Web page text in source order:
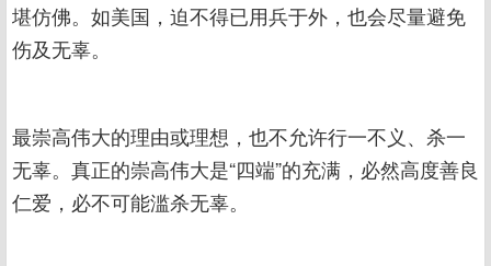
堪仿佛。如美国，迫不得已用兵于外，也会尽量避免
伤及无辜。
最崇高伟大的理由或理想，也不允许行一不义、杀一
无辜。真正的崇高伟大是“四端”的充满，必然高度善良
仁爱，必不可能滥杀无辜。